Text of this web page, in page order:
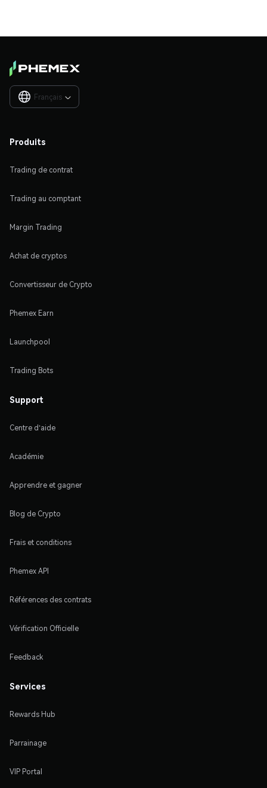
Français 
Produits
Trading de contrat
Trading au comptant
Margin Trading
Achat de cryptos
Convertisseur de Crypto
Phemex Earn
Launchpool
Trading Bots
Support
Centre d'aide
Académie
Apprendre et gagner
Blog de Crypto
Frais et conditions
Phemex API
Références des contrats
Vérification Officielle
Feedback
Services
Rewards Hub
Parrainage
VIP Portal